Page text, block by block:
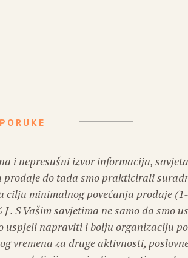
i nepresušni izvor informacija,
do tada smo prakticirali
cilju minimalnog povećanja prodaje
. S Vašim savjetima ne samo da smo
uspjeli napraviti i bolju organizaciju
vremena za druge aktivnosti,